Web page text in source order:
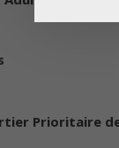
Prioritaire